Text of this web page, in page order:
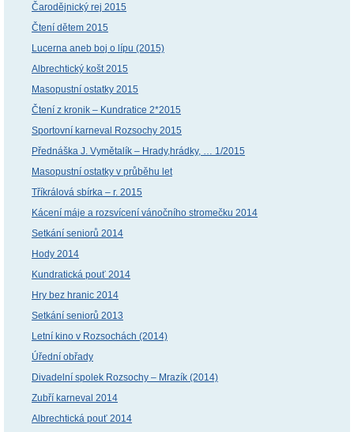
Čarodějnický rej 2015
Čtení dětem 2015
Lucerna aneb boj o lípu (2015)
Albrechtický košt 2015
Masopustní ostatky 2015
Čtení z kronik – Kundratice 2*2015
Sportovní karneval Rozsochy 2015
Přednáška J. Vymětalík – Hrady,hrádky, … 1/2015
Masopustní ostatky v průběhu let
Tříkrálová sbírka – r. 2015
Kácení máje a rozsvícení vánočního stromečku 2014
Setkání seniorů 2014
Hody 2014
Kundratická pouť 2014
Hry bez hranic 2014
Setkání seniorů 2013
Letní kino v Rozsochách (2014)
Úřední obřady
Divadelní spolek Rozsochy – Mrazík (2014)
Zubří karneval 2014
Albrechtická pouť 2014